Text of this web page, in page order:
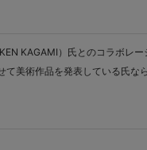
KAGAMI）氏とのコラボレ
て美術作品を発表している氏な